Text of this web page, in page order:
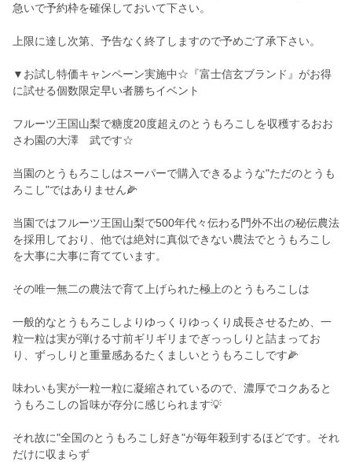
急いで予約枠を確保しておいて下さい。
上限に達し次第、予告なく終了しますので予めご了承下さい。
▼お試し特価キャンペーン実施中☆『富士信玄ブランド』がお得
に試せる個数限定早い者勝ちイベント
フルーツ王国山梨で糖度20度超えのとうもろこしを収穫するおお
さわ園の大澤 武です☆
当園のとうもろこしはスーパーで購入できるような"ただのとうも
ろこし"ではありません🌽
当園ではフルーツ王国山梨で500年代々伝わる門外不出の秘伝農法
を採用しており、他では絶対に真似できない農法でとうもろこし
を大事に大事に育てています。
その唯一無二の農法で育て上げられた極上のとうもろこしは
一般的なとうもろこしよりゆっくりゆっくり成長させるため、一
粒一粒は実が弾ける寸前ギリギリまでぎっっしりと詰まってお
り、ずっしりと重量感あるたくましいとうもろこしです🌽
味わいも実が一粒一粒に凝縮されているので、濃厚でコクあると
うもろこしの旨味が存分に感じられます💡
それ故に"全国のとうもろこし好き"が毎年殺到するほどです。それ
だけに収まらず